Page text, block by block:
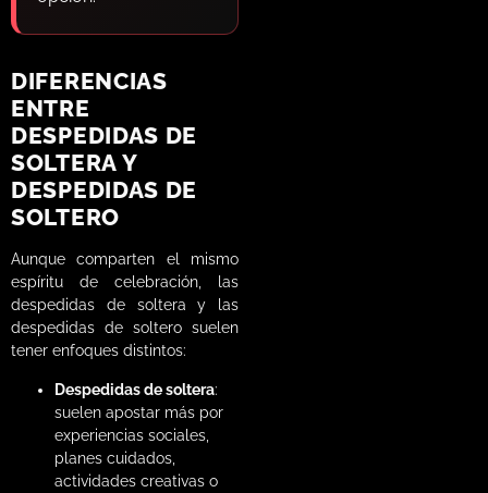
DIFERENCIAS
ENTRE
DESPEDIDAS DE
SOLTERA Y
DESPEDIDAS DE
SOLTERO
Aunque comparten el mismo
espíritu de celebración, las
despedidas de soltera y las
despedidas de soltero suelen
tener enfoques distintos:
Despedidas de soltera:
suelen apostar más por
experiencias sociales,
planes cuidados,
actividades creativas o